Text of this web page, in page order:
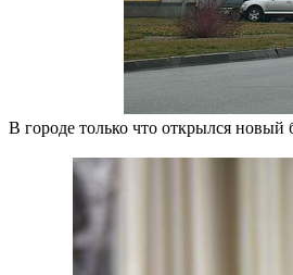
В городе только что открылся новый